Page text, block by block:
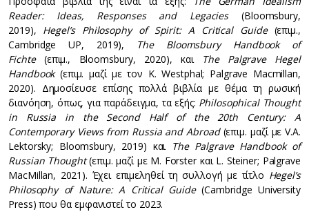
Reader: Ideas, Responses and Legacies(Bloomsbury,
2019), Hegel’s Philosophy of Spirit: A Critical Guide(επιμ.,
Cambridge UP, 2019), The Bloomsbury Handbook of
Fichte(επιμ., Bloomsbury, 2020), και
The Palgrave Hegel
Handbook(επιμ. μαζί με τον K. Westphal; Palgrave Macmillan,
2020). Δημοσίευσε επίσης πολλά βιβλία με θέμα τη ρωσική
διανόηση, όπως, για παράδειγμα, τα εξής: Philosophical Thought
in Russia in the Second Half of the 20th Century: A
Contemporary Views from Russia and Abroad(επιμ. μαζί με V.A.
Lektorsky; Bloomsbury, 2019) και The Palgrave Handbook of
Russian Thought(επιμ. μαζί με M. Forster και L. Steiner; Palgrave
MacMillan, 2021). Έχει επιμεληθεί τη συλλογή με τίτλο Hegel’s
Philosophy of Nature: A Critical Guide(Cambridge University
Press) που θα εμφανιστεί το 2023.